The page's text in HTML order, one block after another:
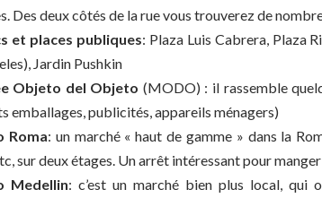
Des deux côtés de la rue vous trouverez de
et places publiques: Plaza Luis Cabrera, Plaza
Jardin Pushkin
Objeto del Objeto (MODO) : il rassemble
emballages, publicités, appareils ménagers)
Roma: un marché « haut de gamme » dans la
sur deux étages. Un arrêt intéressant pour
Medellin: c’est un marché bien plus local, qui